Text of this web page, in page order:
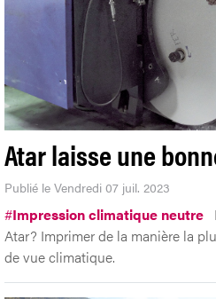
Atar laisse une
Publié le Vendredi 07 juil. 2023
#Impression climatique neutre
Atar? Imprimer de la manière la
de vue climatique.